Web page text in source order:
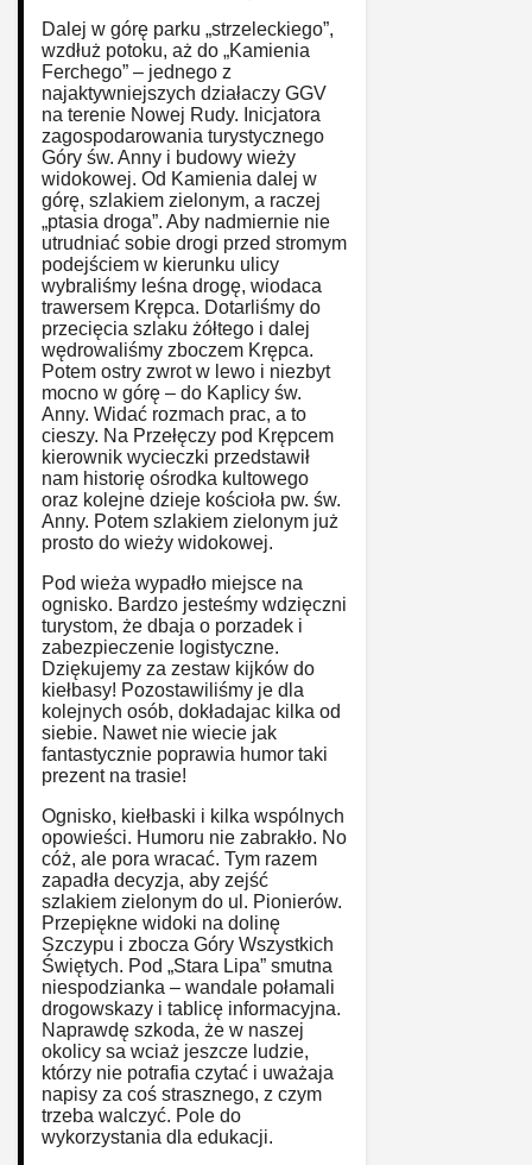
Dalej w górę parku „strzeleckiego”,
wzdłuż potoku, aż do „Kamienia
Ferchego” – jednego z
najaktywniejszych działaczy GGV
na terenie Nowej Rudy. Inicjatora
zagospodarowania turystycznego
Góry św. Anny i budowy wieży
widokowej. Od Kamienia dalej w
górę, szlakiem zielonym, a raczej
„ptasia droga”. Aby nadmiernie nie
utrudniać sobie drogi przed stromym
podejściem w kierunku ulicy
wybraliśmy leśna drogę, wiodaca
trawersem Krępca. Dotarliśmy do
przecięcia szlaku żółtego i dalej
wędrowaliśmy zboczem Krępca.
Potem ostry zwrot w lewo i niezbyt
mocno w górę – do Kaplicy św.
Anny. Widać rozmach prac, a to
cieszy. Na Przełęczy pod Krępcem
kierownik wycieczki przedstawił
nam historię ośrodka kultowego
oraz kolejne dzieje kościoła pw. św.
Anny. Potem szlakiem zielonym już
prosto do wieży widokowej.
Pod wieża wypadło miejsce na
ognisko. Bardzo jesteśmy wdzięczni
turystom, że dbaja o porzadek i
zabezpieczenie logistyczne.
Dziękujemy za zestaw kijków do
kiełbasy! Pozostawiliśmy je dla
kolejnych osób, dokładajac kilka od
siebie. Nawet nie wiecie jak
fantastycznie poprawia humor taki
prezent na trasie!
Ognisko, kiełbaski i kilka wspólnych
opowieści. Humoru nie zabrakło. No
cóż, ale pora wracać. Tym razem
zapadła decyzja, aby zejść
szlakiem zielonym do ul. Pionierów.
Przepiękne widoki na dolinę
Szczypu i zbocza Góry Wszystkich
Świętych. Pod „Stara Lipa” smutna
niespodzianka – wandale połamali
drogowskazy i tablicę informacyjna.
Naprawdę szkoda, że w naszej
okolicy sa wciaż jeszcze ludzie,
którzy nie potrafia czytać i uważaja
napisy za coś strasznego, z czym
trzeba walczyć. Pole do
wykorzystania dla edukacji.